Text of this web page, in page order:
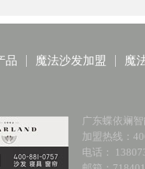
品 魔法沙发加盟 魔
广东蝶依斓
加盟热线：
电话：